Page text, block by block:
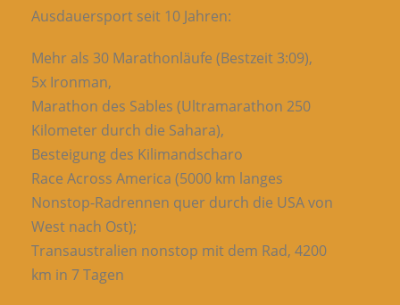
Ausdauersport seit 10 Jahren:
Mehr als 30 Marathonläufe (Bestzeit 3:09),
5x Ironman,
Marathon des Sables (Ultramarathon 250
Kilometer durch die Sahara),
Besteigung des Kilimandscharo
Race Across America (5000 km langes
Nonstop-Radrennen quer durch die USA von
West nach Ost);
Transaustralien nonstop mit dem Rad, 4200
km in 7 Tagen